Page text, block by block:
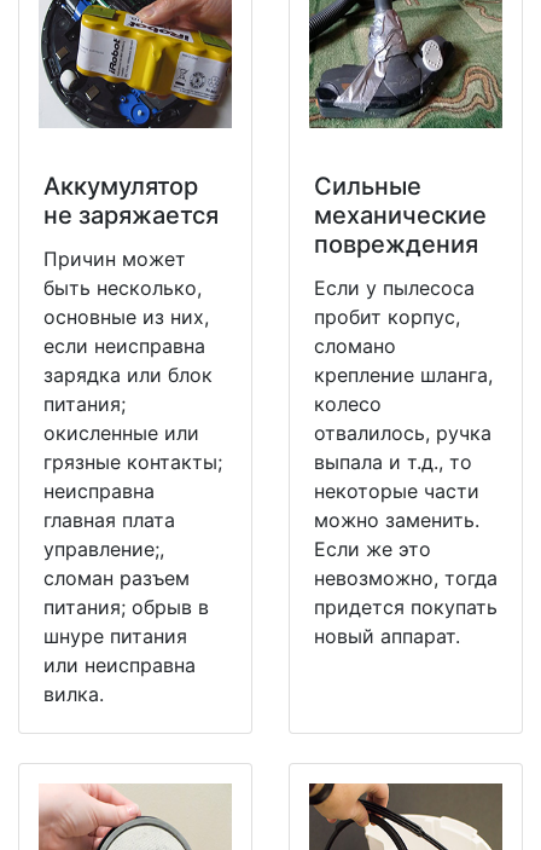
Аккумулятор
не заряжается
Причин может
быть несколько,
основные из них,
если неисправна
зарядка или блок
питания;
окисленные или
грязные контакты;
неисправна
главная плата
управление;,
сломан разъем
питания; обрыв в
шнуре питания
или неисправна
вилка.
Сильные
механические
повреждения
Если у пылесоса
пробит корпус,
сломано
крепление шланга,
колесо
отвалилось, ручка
выпала и т.д., то
некоторые части
можно заменить.
Если же это
невозможно, тогда
придется покупать
новый аппарат.